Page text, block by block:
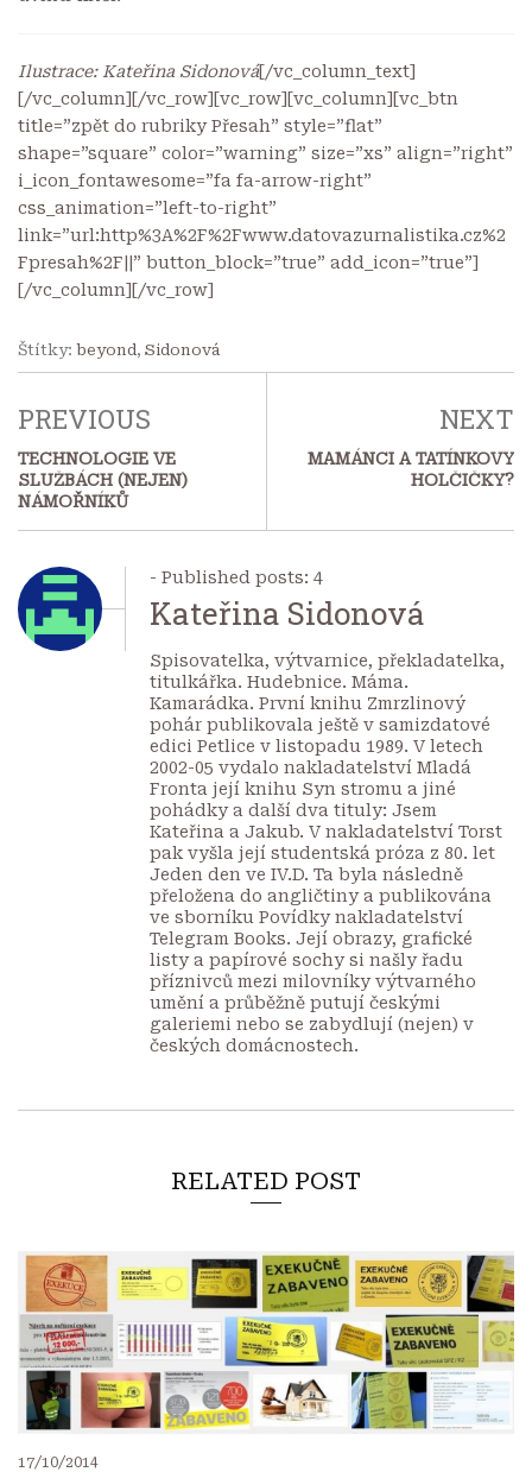
Ilustrace: Kateřina Sidonová[/vc_column_text]
[/vc_column][/vc_row][vc_row][vc_column][vc_btn
title=”zpět do rubriky Přesah” style=”flat”
shape=”square” color=”warning” size=”xs” align=”right”
i_icon_fontawesome=”fa fa-arrow-right”
css_animation=”left-to-right”
link=”url:http%3A%2F%2Fwww.datovazurnalistika.cz%2
Fpresah%2F||” button_block=”true” add_icon=”true”]
[/vc_column][/vc_row]
Štítky: beyond , Sidonová
PREVIOUS
TECHNOLOGIE VE
SLUŽBÁCH (NEJEN)
NÁMOŘNÍKŮ
NEXT
MAMÁNCI A TATÍNKOVY
HOLČIČKY?
- Published posts: 4
Kateřina Sidonová
Spisovatelka, výtvarnice, překladatelka,
titulkářka. Hudebnice. Máma.
Kamarádka. První knihu Zmrzlinový
pohár publikovala ještě v samizdatové
edici Petlice v listopadu 1989. V letech
2002-05 vydalo nakladatelství Mladá
Fronta její knihu Syn stromu a jiné
pohádky a další dva tituly: Jsem
Kateřina a Jakub. V nakladatelství Torst
pak vyšla její studentská próza z 80. let
Jeden den ve IV.D. Ta byla následně
přeložena do angličtiny a publikována
ve sborníku Povídky nakladatelství
Telegram Books. Její obrazy, grafické
listy a papírové sochy si našly řadu
příznivců mezi milovníky výtvarného
umění a průběžně putují českými
galeriemi nebo se zabydlují (nejen) v
českých domácnostech.
RELATED POST
17/10/2014